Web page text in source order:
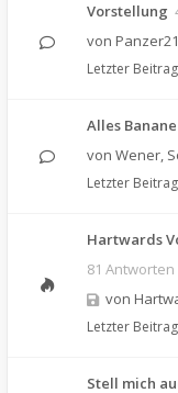
Vorstellung
von Panzer21
Letzter
Alles
von Wener,
Letzter
Hartwards
81
von
Letzter
Stell mich